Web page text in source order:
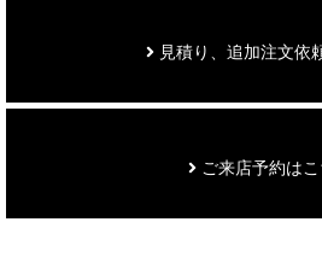
見積り、追加注文依
ご来店予約はこ